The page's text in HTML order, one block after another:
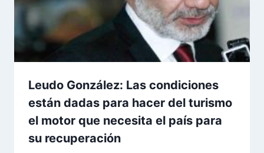
Leudo González: Las condiciones
están dadas para hacer del turismo
el motor que necesita el país para
su recuperación